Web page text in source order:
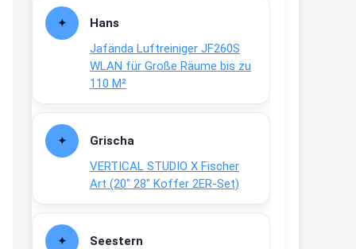
Hans
Jafända Luftreiniger JF260S
WLAN für Große Räume bis zu
110 M²
Grischa
VERTICAL STUDIO X Fischer
Art (20″ 28″ Koffer 2ER-Set)
Seestern
www.fielmann-
group.com/blinkis...
13:44
dich zu sehen, alles gut?
15:01